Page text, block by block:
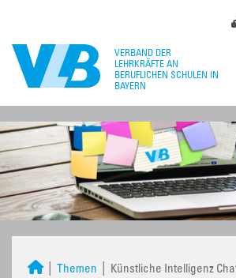
Themen Künstliche Intelligenz